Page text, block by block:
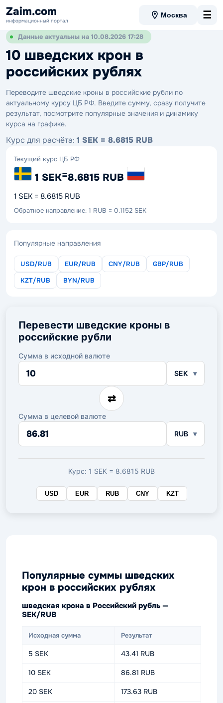
Zaim.com
информационный портал
Москва ☰
Данные актуальны на 10.08.2026 17:28
10 шведских крон в
российских рублях
Переводите шведские кроны в российские рубли по
актуальному курсу ЦБ РФ. Введите сумму, сразу получите
результат, посмотрите популярные значения и динамику
курса на графике.
Курс для расчёта: 1 SEK = 8.6815 RUB
Текущий курс ЦБ РФ
1 SEK=8.6815 RUB
1 SEK = 8.6815 RUB
Обратное направление: 1 RUB = 0.1152 SEK
Популярные направления
USD/RUB EUR/RUB CNY/RUB
GBP/RUB
KZT/RUB
BYN/RUB
Перевести шведские кроны в
российские рубли
Сумма в исходной валюте
Сумма
исходной
SEK
⇄
Сумма в целевой валюте
Сумма
целевой
валюте
RUB
Курс: 1 SEK = 8.6815 RUB
USD EUR RUB CNY KZT
Популярные суммы шведских
крон в российских рублях
шведская крона в Российский рубль —
SEK/RUB
Исходная сумма Результат
5 SEK 43.41 RUB
10 SEK 86.81 RUB
20 SEK 173.63 RUB